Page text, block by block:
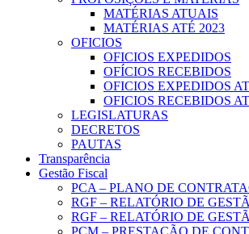
MATÉRIAS ATUAIS
MATÉRIAS ATÉ 2023
OFICIOS
OFICIOS EXPEDIDOS
OFÍCIOS RECEBIDOS
OFICIOS EXPEDIDOS
OFICIOS RECEBIDOS
LEGISLATURAS
DECRETOS
PAUTAS
Transparência
Gestão Fiscal
PCA – PLANO DE
RGF – RELATÓRIO DE
RGF – RELATÓRIO DE
PCM – PRESTAÇÃO DE